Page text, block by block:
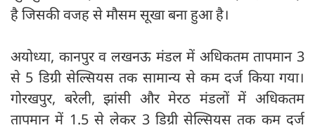
है जिसकी वजह से मौसम सूखा बना हुआ है।
अयोध्या, कानपुर व लखनऊ मंडल में अधिकतम तापमान 3
से 5 डिग्री सेल्सियस तक सामान्य से कम दर्ज किया गया।
गोरखपुर, बरेली, झांसी और मेरठ मंडलों में अधिकतम
तापमान में 1.5 से लेकर 3 डिग्री सेल्सियस तक कम दर्ज